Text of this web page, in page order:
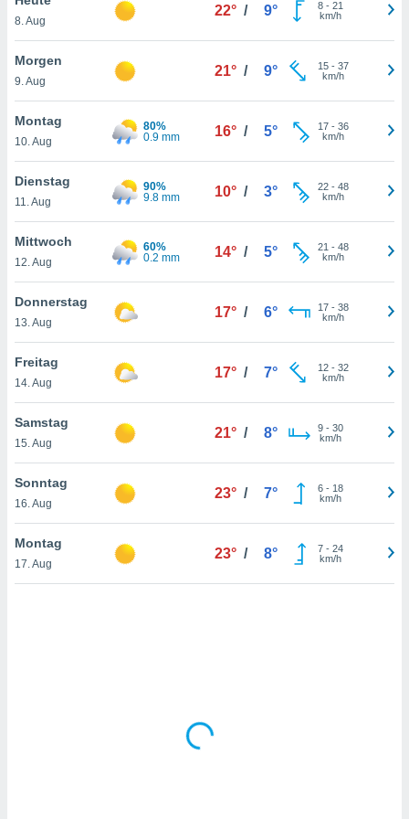
oder
Partner
es uns
das
der
Profil zu
Ihnen
finden
. Sie
jederzeit
Rand
8. Aug
22° / 9° 8- 21
km/h
Morgen
9. Aug
21° / 9° 15- 37
km/h
Montag
10. Aug
80%
0.9 mm
16° / 5° 17- 36
km/h
Dienstag
11. Aug
90%
9.8 mm
10° / 3° 22- 48
km/h
Mittwoch
12. Aug
60%
0.2 mm
14° / 5° 21 - 48
km/h
Donnerstag
13. Aug
17° / 6° 17- 38
km/h
Freitag
14. Aug
17° / 7° 12- 32
km/h
Samstag
15. Aug
21° / 8° 9- 30
km/h
Sonntag
16. Aug
23° / 7° 6- 18
km/h
Montag
17. Aug
23° / 8° 7- 24
km/h